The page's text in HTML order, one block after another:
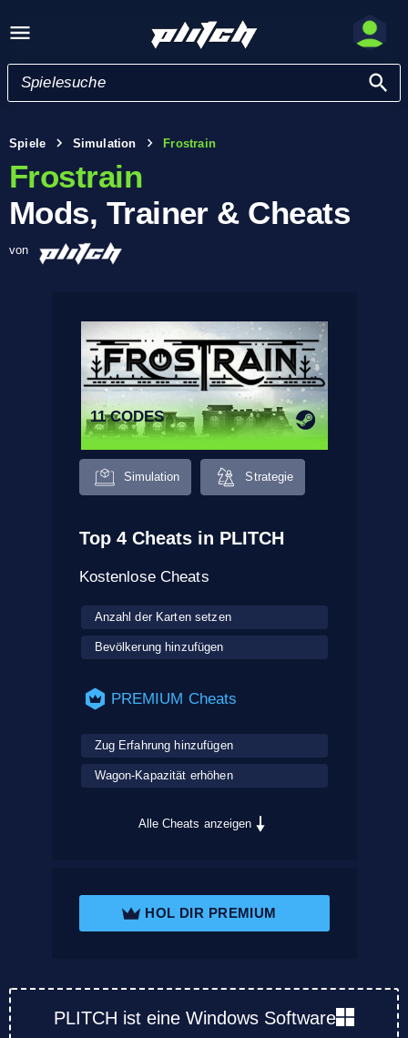
Spiele Simulation Frostrain
Frostrain
Mods, Trainer & Cheats
von
11 CODES
Simulation Strategie
Top 4 Cheats in PLITCH
Kostenlose Cheats
Anzahl der Karten setzen
Bevölkerung hinzufügen
PREMIUM Cheats
Zug Erfahrung hinzufügen
Wagon-Kapazität erhöhen
Alle Cheats anzeigen
HOL DIR PREMIUM
PLITCH ist eine Windows Software